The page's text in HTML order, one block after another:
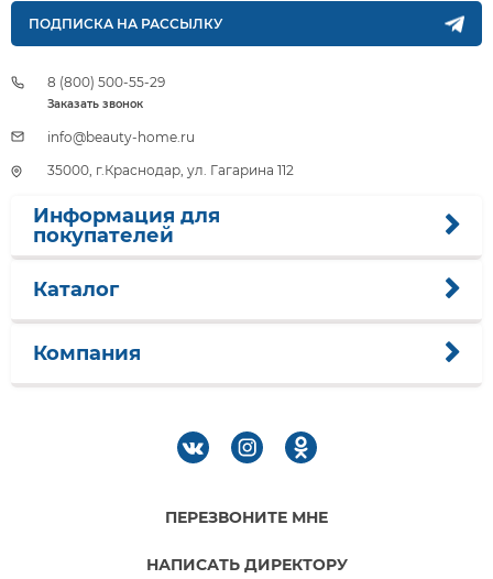
ПОДПИСКА НА РАССЫЛКУ
8 (800) 500-55-29
Заказать звонок
info@beauty-home.ru
35000, г.Краснодар, ул. Гагарина 112
Информация для
покупателей
Каталог
Компания
ПЕРЕЗВОНИТЕ МНЕ
НАПИСАТЬ ДИРЕКТОРУ